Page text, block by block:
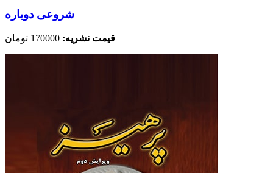
شروعی دوباره
قیمت نشریه: